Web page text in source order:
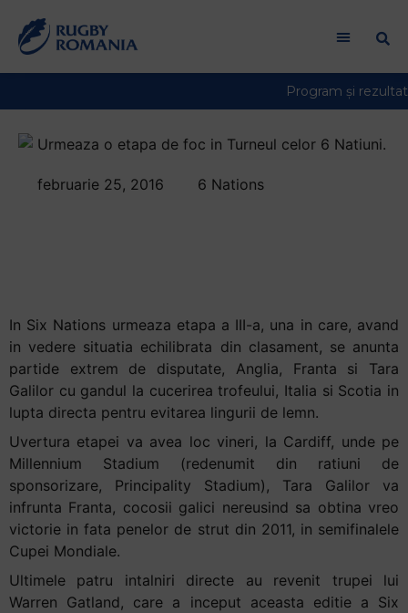
februarie 25, 2016 6 Nations
In Six Nations urmeaza etapa a III-a, una in care, avand
in vedere situatia echilibrata din clasament, se anunta
partide extrem de disputate, Anglia, Franta si Tara
Galilor cu gandul la cucerirea trofeului, Italia si Scotia in
lupta directa pentru evitarea lingurii de lemn.
Uvertura etapei va avea loc vineri, la Cardiff, unde pe
Millennium Stadium (redenumit din ratiuni de
sponsorizare, Principality Stadium), Tara Galilor va
infrunta Franta, cocosii galici nereusind sa obtina vreo
victorie in fata penelor de strut din 2011, in semifinalele
Cupei Mondiale.
Ultimele patru intalniri directe au revenit trupei lui
Warren Gatland, care a inceput aceasta editie a Six